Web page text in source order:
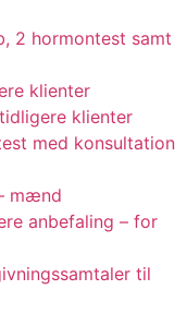
2 hormontest samt
klienter
klienter
med konsultation
mænd
anbefaling – for
til